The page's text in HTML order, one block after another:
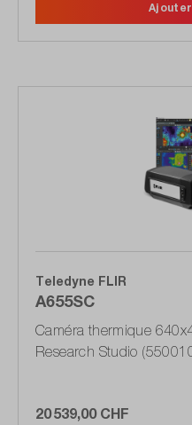
Teledyne FLIR
A655SC
Caméra thermique
Research Studio
20 539,00 CHF